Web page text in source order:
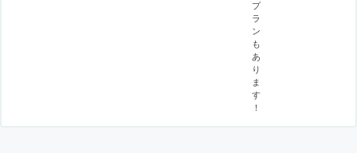
プ
ラ
ン
も
あ
り
ま
す
！